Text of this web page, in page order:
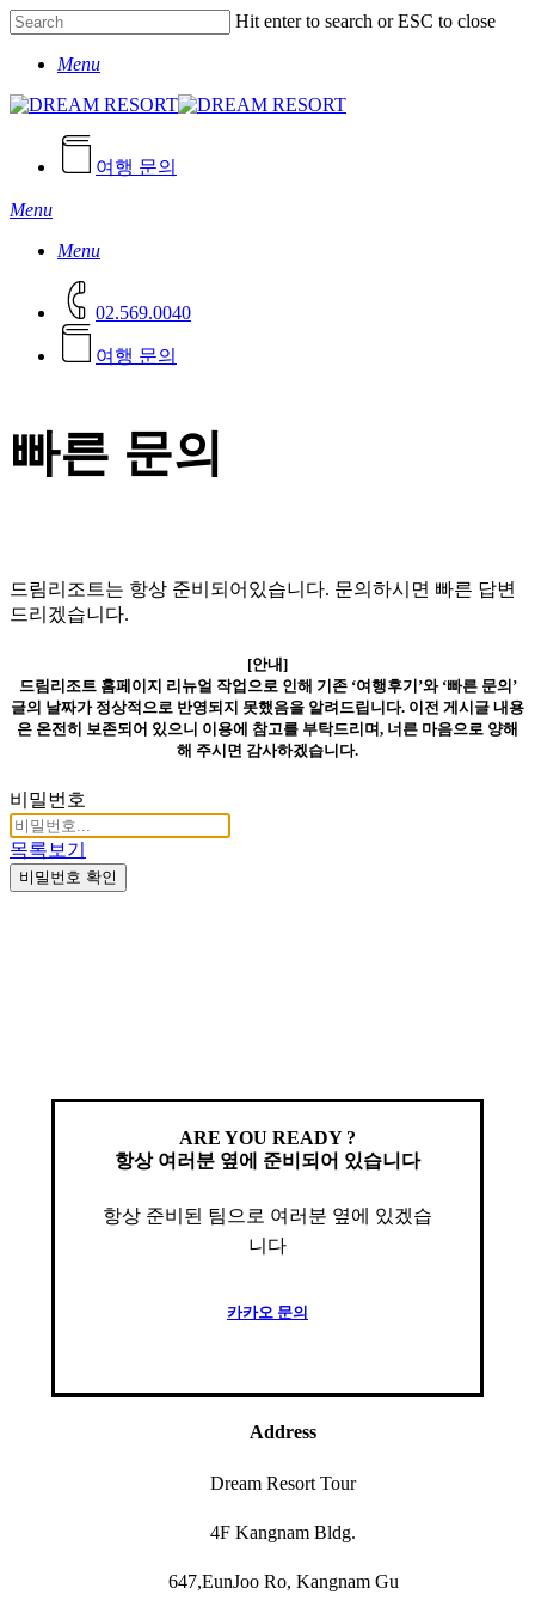
Skip
to
main
Hit enter to search or ESC to close
SearchMenu
여행 문의
Menu
Menu
02.569.0040
여 행 문의
빠른 문의
드림리조트는 항상 준비되어있습니다. 문의하시면 빠른 답변
드리겠습니다.
[안내]
드림리조트 홈페이지 리뉴얼 작업으로 인해 기존 ‘여행후기’와 ‘빠른 문의’
글의 날짜가 정상적으로 반영되지 못했음을 알려드립니다. 이전 게시글 내용
은 온전히 보존되어 있으니 이용에 참고를 부탁드리며, 너른 마음으로 양해
해 주시면 감사하겠습니다.
비밀번호
목록보기
비밀번호 확인
ARE YOU READY ?
항상 여러분 옆에 준비되어 있습니다
항상 준비된 팀으로 여러분 옆에 있겠습
니다
카카오 문의
Address
Dream Resort Tour
4F Kangnam Bldg.
647,EunJoo Ro, Kangnam Gu